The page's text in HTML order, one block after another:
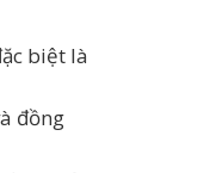
biệt là
đồng